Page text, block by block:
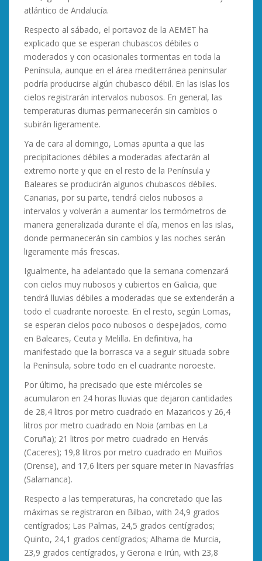
atlántico de Andalucía.
Respecto al sábado, el portavoz de la AEMET ha
explicado que se esperan chubascos débiles o
moderados y con ocasionales tormentas en toda la
Península, aunque en el área mediterránea peninsular
podría producirse algún chubasco débil. En las islas los
cielos registrarán intervalos nubosos. En general, las
temperaturas diurnas permanecerán sin cambios o
subirán ligeramente.
Ya de cara al domingo, Lomas apunta a que las
precipitaciones débiles a moderadas afectarán al
extremo norte y que en el resto de la Península y
Baleares se producirán algunos chubascos débiles.
Canarias, por su parte, tendrá cielos nubosos a
intervalos y volverán a aumentar los termómetros de
manera generalizada durante el día, menos en las islas,
donde permanecerán sin cambios y las noches serán
ligeramente más frescas.
Igualmente, ha adelantado que la semana comenzará
con cielos muy nubosos y cubiertos en Galicia, que
tendrá lluvias débiles a moderadas que se extenderán a
todo el cuadrante noroeste. En el resto, según Lomas,
se esperan cielos poco nubosos o despejados, como
en Baleares, Ceuta y Melilla. En definitiva, ha
manifestado que la borrasca va a seguir situada sobre
la Península, sobre todo en el cuadrante noroeste.
Por último, ha precisado que este miércoles se
acumularon en 24 horas lluvias que dejaron cantidades
de 28,4 litros por metro cuadrado en Mazaricos y 26,4
litros por metro cuadrado en Noia (ambas en La
Coruña); 21 litros por metro cuadrado en Hervás
(Caceres); 19,8 litros por metro cuadrado en Muiños
(Orense), and 17,6 liters per square meter in Navasfrías
(Salamanca).
Respecto a las temperaturas, ha concretado que las
máximas se registraron en Bilbao, with 24,9 grados
centígrados; Las Palmas, 24,5 grados centígrados;
Quinto, 24,1 grados centígrados; Alhama de Murcia,
23,9 grados centígrados, y Gerona e Irún, with 23,8